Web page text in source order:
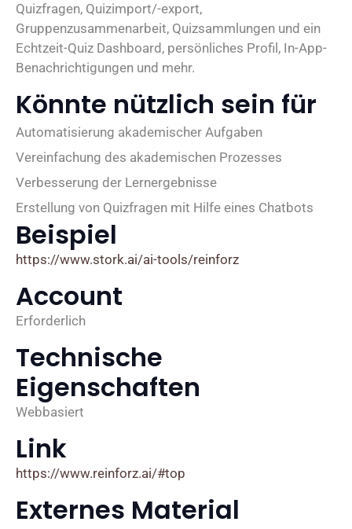
Quizfragen, Quizimport/-export,
Gruppenzusammenarbeit, Quizsammlungen und ein
Echtzeit-Quiz Dashboard, persönliches Profil, In-App-
Benachrichtigungen und mehr.
Könnte nützlich sein für
Automatisierung akademischer Aufgaben
Vereinfachung des akademischen Prozesses
Verbesserung der Lernergebnisse
Erstellung von Quizfragen mit Hilfe eines Chatbots
Beispiel
https://www.stork.ai/ai-tools/reinforz
Account
Erforderlich
Technische
Eigenschaften
Webbasiert
Link
https://www.reinforz.ai/#top
Externes Material